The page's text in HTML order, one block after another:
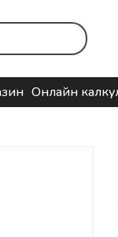
Онлайн